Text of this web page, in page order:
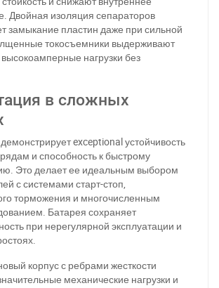
Двойная изоляция сепараторов
замыкание пластин даже при сильной
токосъемники выдерживают
нагрузки без
в сложных
exceptional устойчивость
и способность к быстрому
Это делает ее идеальным выбором
с системами старт-стоп,
торможения и многочисленным
Батарея сохраняет
при нерегулярной эксплуатации и
корпус с ребрами жесткости
механические нагрузки и